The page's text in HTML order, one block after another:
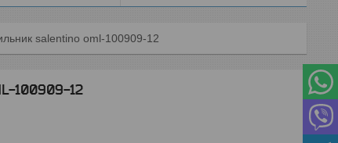
salentino oml-100909-12
100909-12